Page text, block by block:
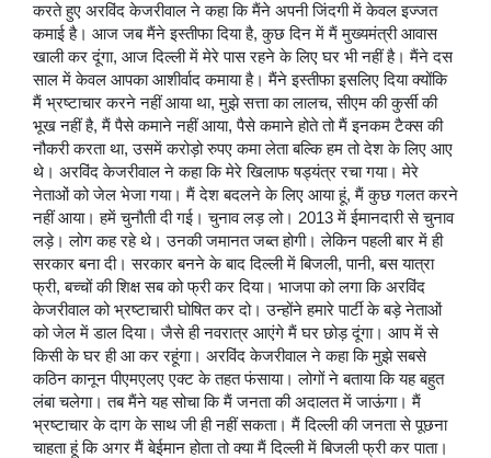
करते हुए अरविंद केजरीवाल ने कहा कि मैंने अपनी जिंदगी में केवल इज्जत
कमाई है। आज जब मैंने इस्तीफा दिया है, कुछ दिन में मैं मुख्यमंत्री आवास
खाली कर दूंगा, आज दिल्ली में मेरे पास रहने के लिए घर भी नहीं है। मैंने दस
साल में केवल आपका आशीर्वाद कमाया है। मैंने इस्तीफा इसलिए दिया क्योंकि
मैं भ्रष्टाचार करने नहीं आया था, मुझे सत्ता का लालच, सीएम की कुर्सी की
भूख नहीं है, मैं पैसे कमाने नहीं आया, पैसे कमाने होते तो मैं इनकम टैक्स की
नौकरी करता था, उसमें करोड़ो रुपए कमा लेता बल्कि हम तो देश के लिए आए
थे। अरविंद केजरीवाल ने कहा कि मेरे खिलाफ षड्यंत्र रचा गया। मेरे
नेताओं को जेल भेजा गया। मैं देश बदलने के लिए आया हूं, मैं कुछ गलत करने
नहीं आया। हमें चुनौती दी गई। चुनाव लड़ लो। 2013 में ईमानदारी से चुनाव
लड़े। लोग कह रहे थे। उनकी जमानत जब्त होगी। लेकिन पहली बार में ही
सरकार बना दी। सरकार बनने के बाद दिल्ली में बिजली, पानी, बस यात्रा
फ्री, बच्चों की शिक्ष सब को फ्री कर दिया। भाजपा को लगा कि अरविंद
केजरीवाल को भ्रष्टाचारी घोषित कर दो। उन्होंने हमारे पार्टी के बड़े नेताओं
को जेल में डाल दिया। जैसे ही नवरात्र आएंगे मैं घर छोड़ दूंगा। आप में से
किसी के घर ही आ कर रहूंगा। अरविंद केजरीवाल ने कहा कि मुझे सबसे
कठिन कानून पीएमएलए एक्ट के तहत फंसाया। लोगों ने बताया कि यह बहुत
लंबा चलेगा। तब मैंने यह सोचा कि मैं जनता की अदालत में जाऊंगा। मैं
भ्रष्टाचार के दाग के साथ जी ही नहीं सकता। मैं दिल्ली की जनता से पूछना
चाहता हूं कि अगर मैं बेईमान होता तो क्या मैं दिल्ली में बिजली फ्री कर पाता।